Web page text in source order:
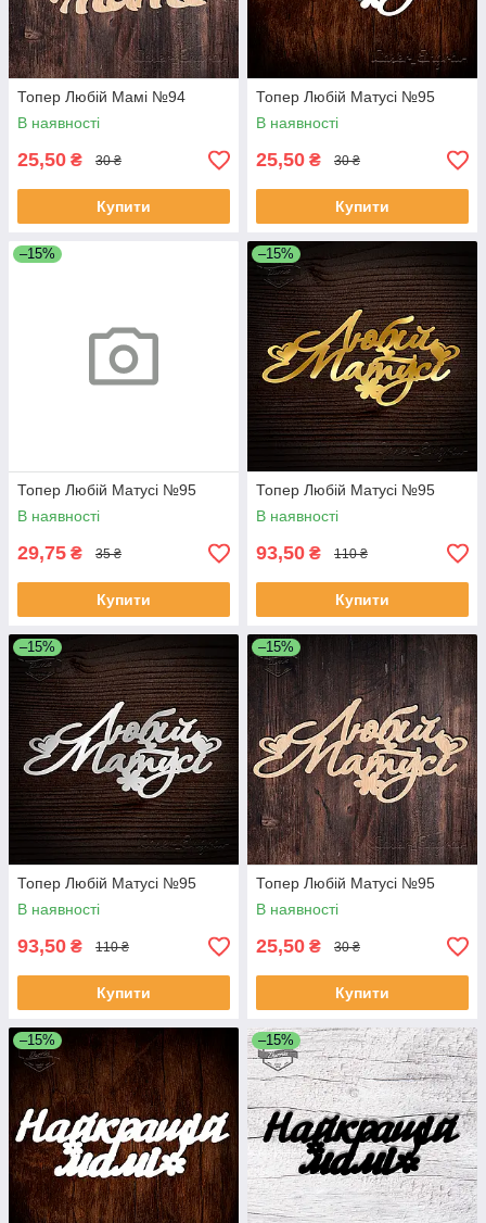
Топер Любій Мамі №94
В наявності
25,50 ₴ 30 ₴
Купити
Топер Любій Матусі №95
В наявності
25,50 ₴ 30 ₴
Купити
–15%
Топер Любій Матусі №95
В наявності
29,75 ₴ 35 ₴
Купити
–15%
Топер Любій Матусі №95
В наявності
93,50 ₴ 110 ₴
Купити
–15%
Топер Любій Матусі №95
В наявності
93,50 ₴ 110 ₴
Купити
–15%
Топер Любій Матусі №95
В наявності
25,50 ₴ 30 ₴
Купити
–15% –15%